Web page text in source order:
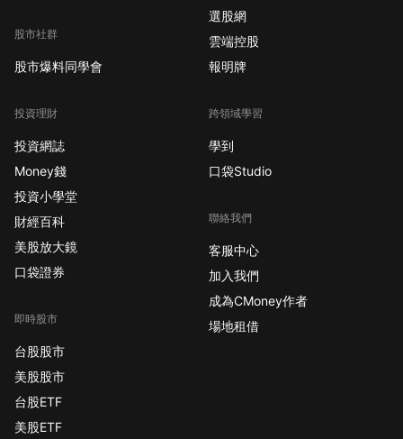
股市社群
股市爆料同學會
投資理財
投資網誌
Money錢
投資小學堂
財經百科
美股放大鏡
口袋證券
即時股市
台股股市
美股股市
台股ETF
美股ETF
選股網
雲端控股
報明牌
跨領域學習
學到
口袋Studio
聯絡我們
客服中心
加入我們
成為CMoney作者
場地租借